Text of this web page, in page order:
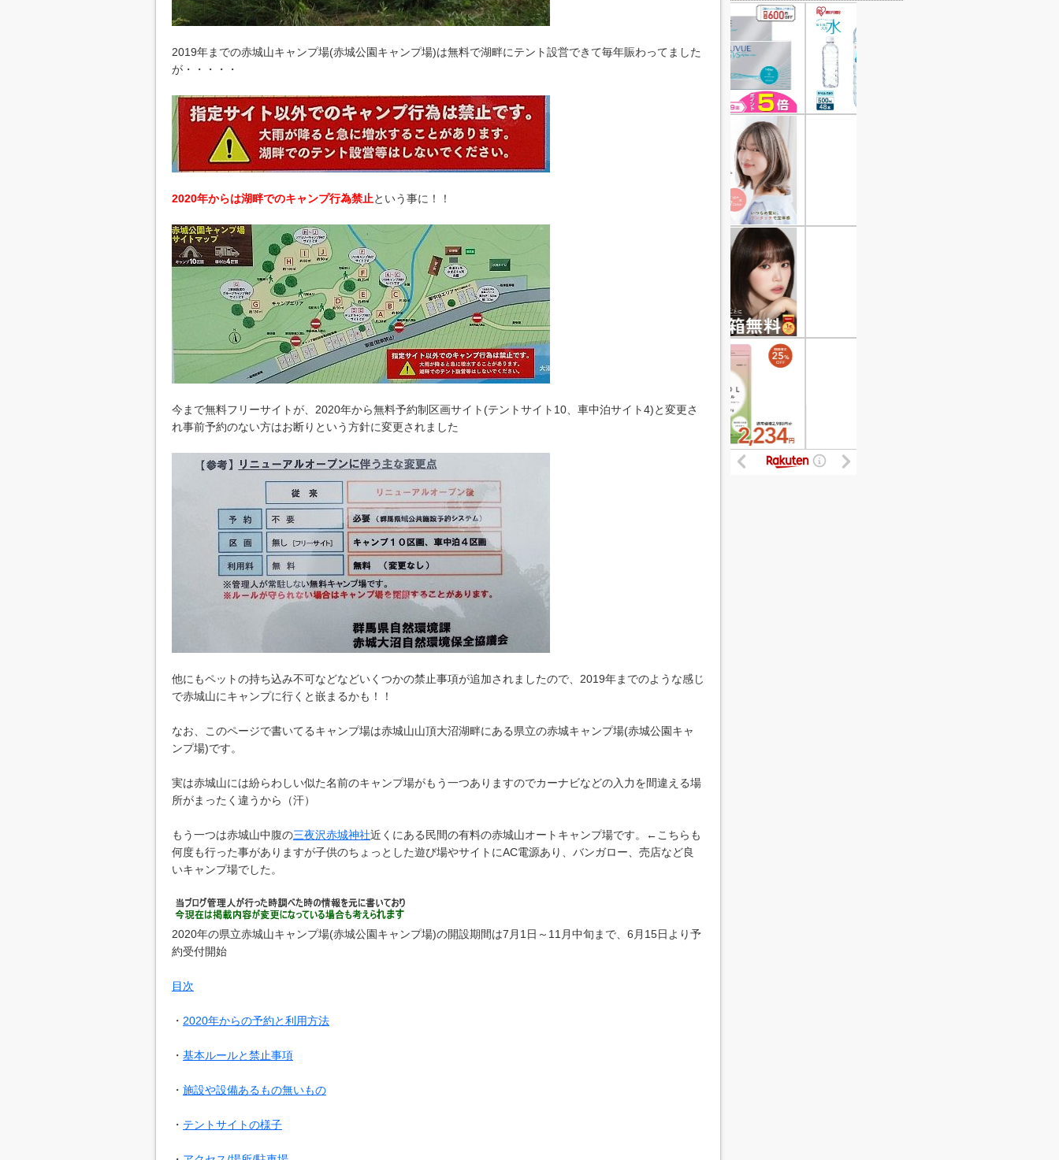
2019年までの赤城山キャンプ場(赤城公園キャンプ場)は無料で湖畔にテント設営できて毎年賑わってました
が・・・・・
2020年からは湖畔でのキャンプ行為禁止という事に！！
今まで無料フリーサイトが、2020年から無料予約制区画サイト(テントサイト10、車中泊サイト4)と変更さ
れ事前予約のない方はお断りという方針に変更されました
他にもペットの持ち込み不可などなどいくつかの禁止事項が追加されましたので、2019年までのような感じ
で赤城山にキャンプに行くと嵌まるかも！！
なお、このページで書いてるキャンプ場は赤城山山頂大沼湖畔にある県立の赤城キャンプ場(赤城公園キャ
ンプ場)です。
実は赤城山には紛らわしい似た名前のキャンプ場がもう一つありますのでカーナビなどの入力を間違える場
所がまったく違うから（汗）
もう一つは赤城山中腹の三夜沢赤城神社近くにある民間の有料の赤城山オートキャンプ場です。←こちらも
何度も行った事がありますが子供のちょっとした遊び場やサイトにAC電源あり、バンガロー、売店など良
いキャンプ場でした。
2020年の県立赤城山キャンプ場(赤城公園キャンプ場)の開設期間は7月1日～11月中旬まで、6月15日より予
約受付開始
目次
・ 2020年からの予約と利用方法
・ 基本ルールと禁止事項
・ 施設や設備あるもの無いもの
・ テントサイトの様子